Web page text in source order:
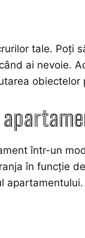
tale. Poți
ai nevoie.
obiectelor
într-un
în funcție
apartamentului.